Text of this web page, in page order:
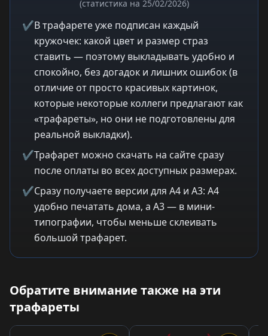
(статистика на 25/02/2026)
✔В трафарете уже подписан каждый
кружочек: какой цвет и размер страз
ставить — поэтому выкладывать удобно и
спокойно, без догадок и лишних ошибок (в
отличие от просто красивых картинок,
которые некоторые коллеги предлагают как
«трафареты», но они не подготовлены для
реальной выкладки).
✔Трафарет можно скачать на сайте сразу
после оплаты во всех доступных размерах.
✔Сразу получаете версии для A4 и A3: A4
удобно печатать дома, а A3 — в мини-
типографии, чтобы меньше склеивать
большой трафарет.
Обратите внимание также на эти
трафареты